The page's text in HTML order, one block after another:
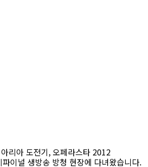
리아 도전기, 오페라스타 2012
이널 생방송 방청 현장에 다녀왔습니다.